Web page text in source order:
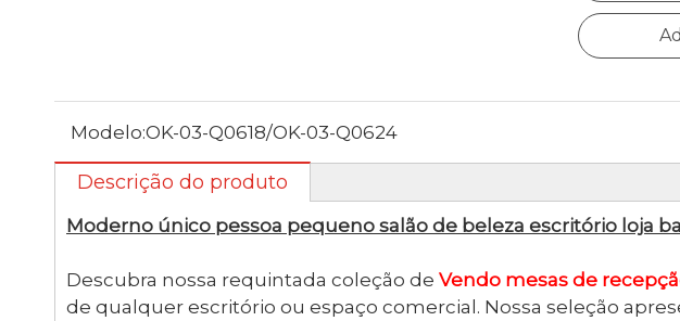
Modelo:OK-03-Q0618/OK-03-Q0624
Descrição do produto
Moderno único pessoa pequeno salão de beleza escritório loja
Descubra nossa requintada coleção de Vendo mesas de
de qualquer escritório ou espaço comercial. Nossa seleção